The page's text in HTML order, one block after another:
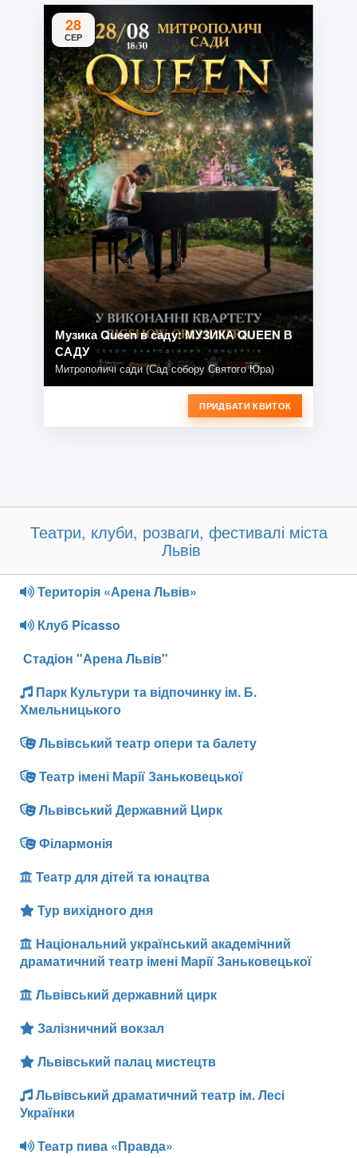
28
СЕР
Музика Queen в саду: МУЗИКА QUEEN В
САДУ
Митрополичі сади (Сад собору Святого Юра)
ПРИДБАТИ КВИТОК
Театри, клуби, розваги, фестивалі міста
Львів
Територія «Арена Львів»
Клуб Picasso
Стадіон "Арена Львів"
Парк Культури та відпочинку ім. Б.
Хмельницького
Львівський театр опери та балету
Театр імені Марії Заньковецької
Львівський Державний Цирк
Філармонія
Театр для дітей та юнацтва
Тур вихідного дня
Національний український академічний
драматичний театр імені Марії Заньковецької
Львівський державний цирк
Залізничний вокзал
Львівський палац мистецтв
Львівський драматичний театр ім. Лесі
Українки
Театр пива «Правда»